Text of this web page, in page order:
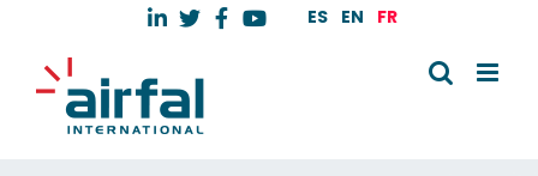
content
ES EN FR